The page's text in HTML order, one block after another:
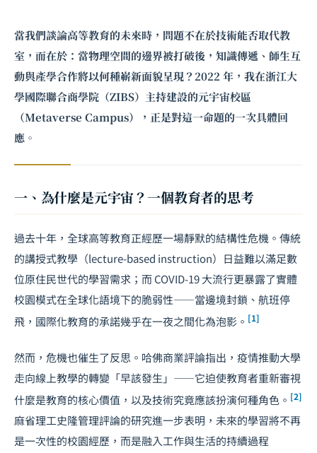
當我們談論高等教育的未來時，問題不在於技術能否取代教
室，而在於：當物理空間的邊界被打破後，知識傳遞、師生互
動與產學合作將以何種嶄新面貌呈現？2022 年，我在浙江大
學國際聯合商學院（ZIBS）主持建設的元宇宙校區
（Metaverse Campus），正是對這一命題的一次具體回
應。
一、為什麼是元宇宙？一個教育者的思考
過去十年，全球高等教育正經歷一場靜默的結構性危機。傳統
的講授式教學（lecture-based instruction）日益難以滿足數
位原住民世代的學習需求；而 COVID-19 大流行更暴露了實體
校園模式在全球化語境下的脆弱性——當邊境封鎖、航班停
飛，國際化教育的承諾幾乎在一夜之間化為泡影。 [1]
然而，危機也催生了反思。哈佛商業評論指出，疫情推動大學
走向線上教學的轉變「早該發生」——它迫使教育者重新審視
什麼是教育的核心價值，以及技術究竟應該扮演何種角色。 [2]
麻省理工史隆管理評論的研究進一步表明，未來的學習將不再
是一次性的校園經歷，而是融入工作與生活的持續過程